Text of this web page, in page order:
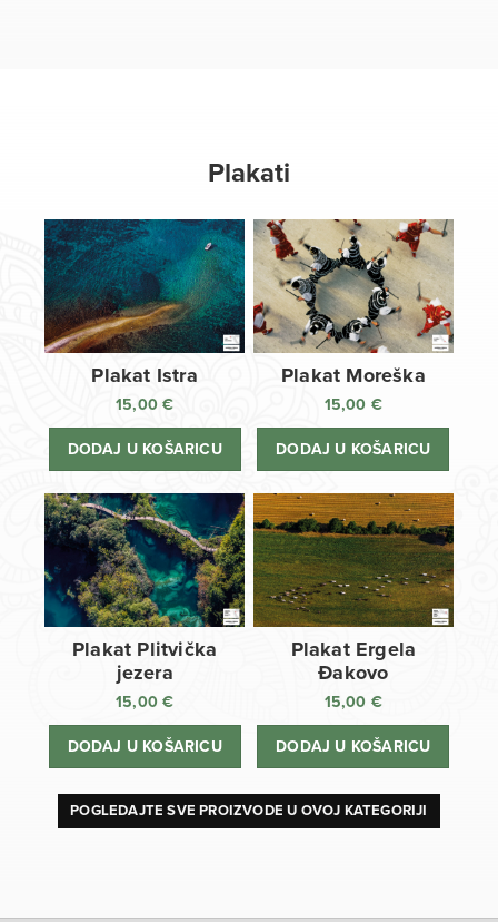
Plakati
Plakat Istra
15,00€
DODAJ U KOŠARICU
Plakat Moreška
15,00 €
DODAJ U KOŠARICU
Plakat Plitvička
jezera
15,00€
DODAJ U KOŠARICU
Plakat Ergela
Đakovo
15,00 €
DODAJ U KOŠARICU
POGLEDAJTE SVE PROIZVODE U OVOJ KATEGORIJI